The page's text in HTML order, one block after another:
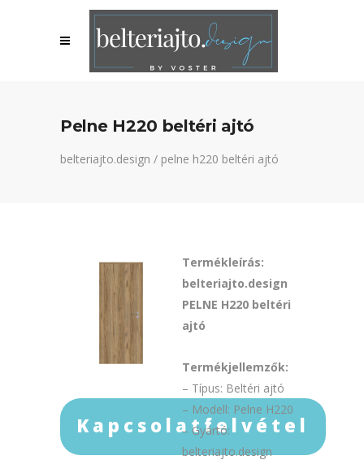
Pelne H220 beltéri ajtó
belteriajto.design / pelne h220 beltéri ajtó
Kapcsolatfelvétel
Termékleírás:
belteriajto.design
PELNE H220 beltéri
ajtó
Termékjellemzők:
– Típus: Beltéri ajtó
– Modell: Pelne H220
– Gyártó:
belteriajto.design